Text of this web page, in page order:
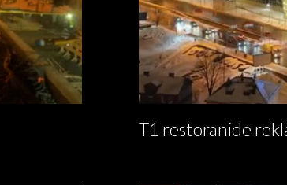
T1 restoranide